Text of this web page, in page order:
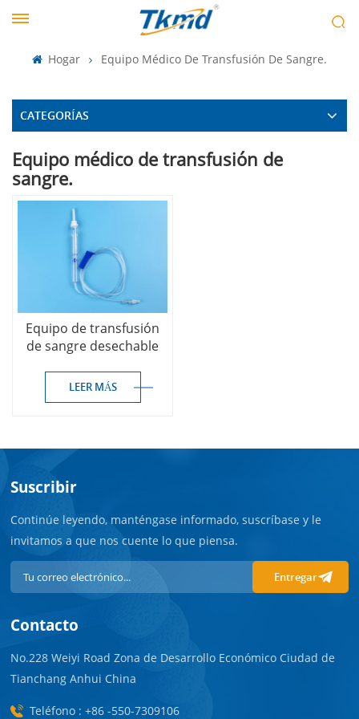
Hogar Equipo Médico De Transfusión De Sangre.
CATEGORÍAS
Equipo médico de transfusión de
sangre.
Equipo de transfusión
de sangre desechable
DEHP)
LEER MÁS
Suscribir
Continúe leyendo, manténgase informado, suscríbase y le
invitamos a que nos cuente lo que piensa.
Entregar
Contacto
No.228 Weiyi Road Zona de Desarrollo Económico Ciudad de
Tianchang Anhui China
Teléfono : +86 -550-7309106